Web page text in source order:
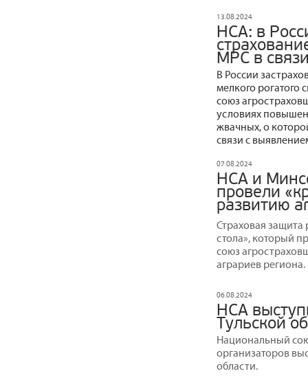
13.08.2024
НСА: в
МРС в
В России
мелкого рогатого
союз
условиях
жвачных, о
связи с
07.08.2024
НСА и
провели
развитию
Страховая защита
стола», который
союз
аграриев региона.
06.08.2024
НСА
Тульской
Национальный
организаторов
области.